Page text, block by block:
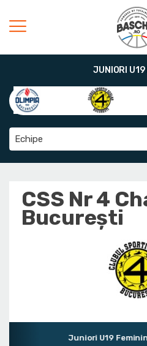
JUNIORI U19
Echipe
CSS Nr 4
București
Juniori U19 Feminin